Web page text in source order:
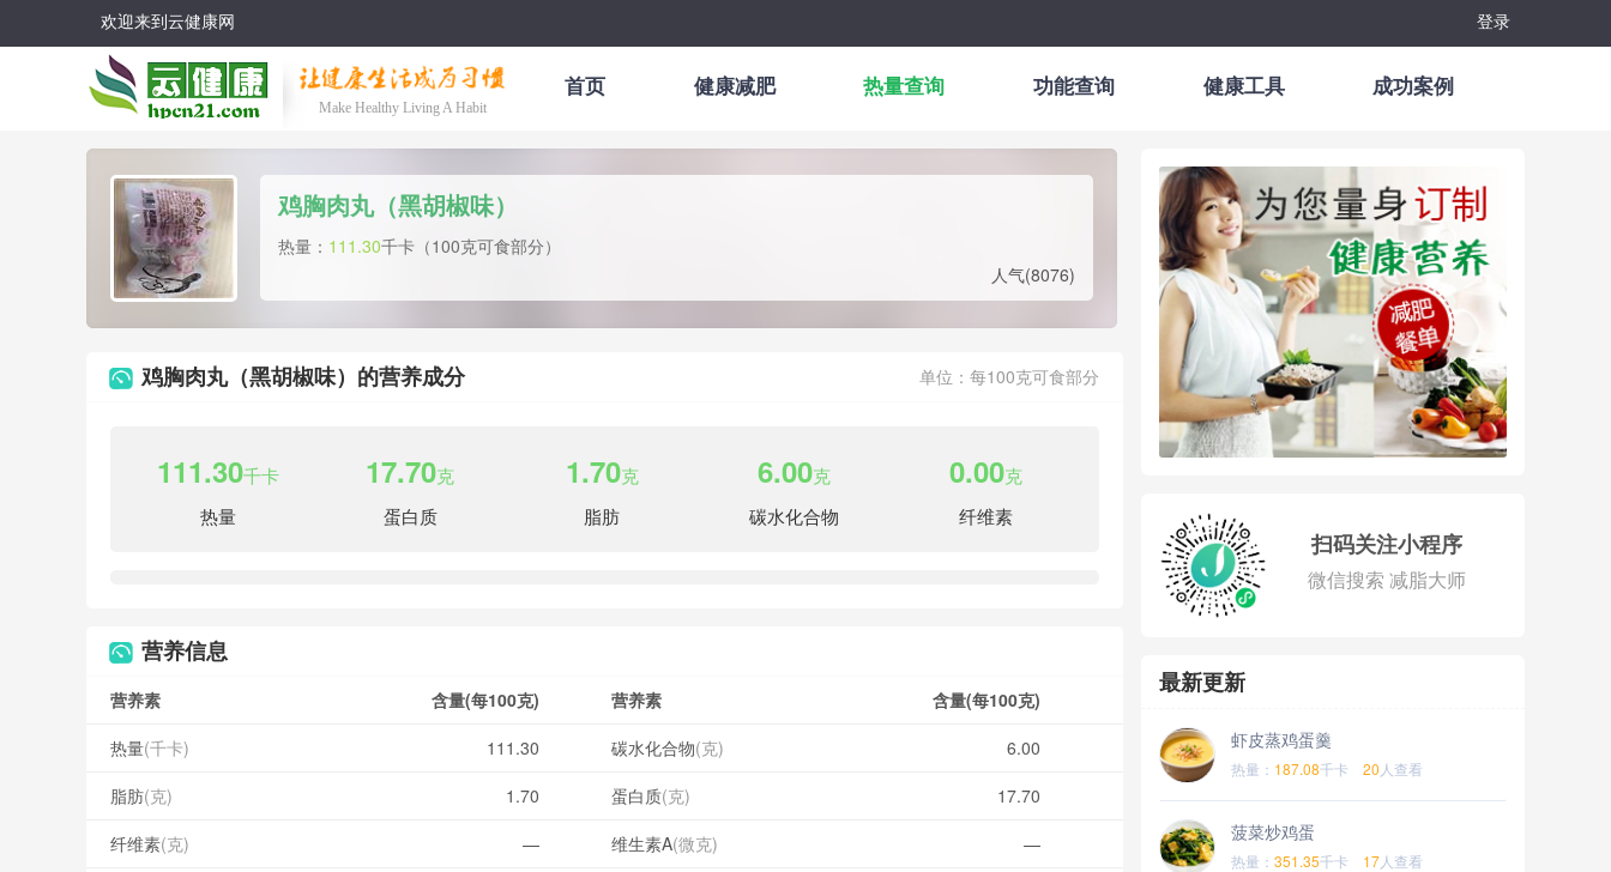
欢迎来到云健康网 登录
Make Healthy Living A Habit
首页 健康减肥 热量查询 功能查询 健康工具 成功案例
鸡胸肉丸（黑胡椒味）
热量： 111.30千卡（100克可食部分）
人气(8076)
鸡胸肉丸（黑胡椒味）的营养成分 单位：每100克可食部分
111.30千卡
热量
17.70克
蛋白质
1.70克
脂肪
6.00克
碳水化合物
0.00克
纤维素
营养信息
营养素 含量(每100克) 营养素
含量(每100克)
热量(千卡) 111.30 碳水化合物(克)
6.00
脂肪(克) 1.70 蛋白质(克)
17.70
纤维素(克) — 维生素A(微克)
—
扫码关注小程序
微信搜索 减脂大师
最新更新
虾皮蒸鸡蛋羹
热量： 187.08千卡 20 人查看
菠菜炒鸡蛋
热量： 351.35千卡 17人查看